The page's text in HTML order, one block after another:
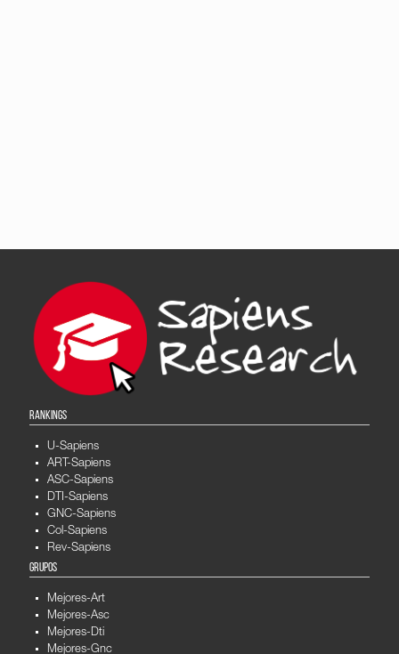
RANKINGS
U-Sapiens
ART-Sapiens
ASC-Sapiens
DTI-Sapiens
GNC-Sapiens
Col-Sapiens
Rev-Sapiens
GRUPOS
Mejores-Art
Mejores-Asc
Mejores-Dti
Mejores-Gnc